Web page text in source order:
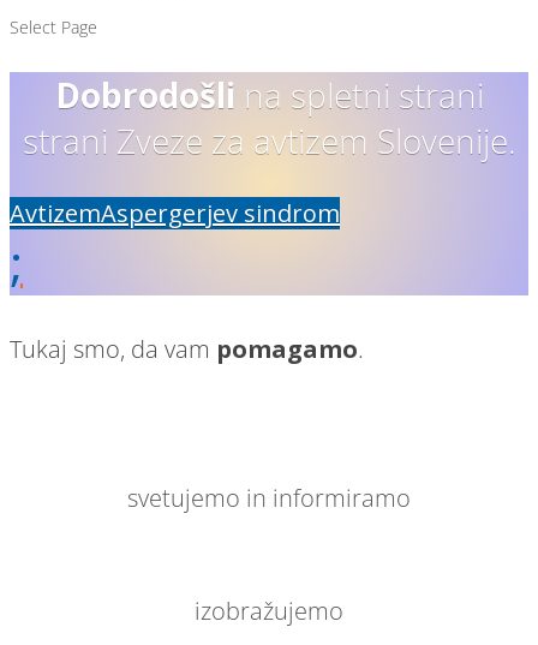
Select Page
Dobrodošli na spletni strani
strani Zveze za avtizem Slovenije.
AvtizemAspergerjev sindrom
;
Tukaj smo, da vam pomagamo.
svetujemo in informiramo
izobražujemo